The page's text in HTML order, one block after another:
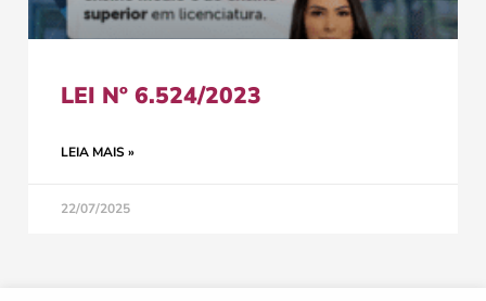
LEI Nº 6.524/2023
LEIA MAIS »
22/07/2025